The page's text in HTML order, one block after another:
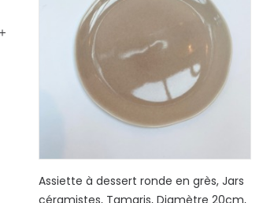
Assiette à dessert ronde en grès, Jars
céramistes, Tamaris, Diamètre 20cm,